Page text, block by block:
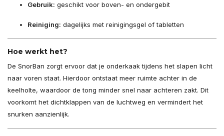
Gebruik: geschikt voor boven- en ondergebit
Reiniging: dagelijks met reinigingsgel of tabletten
Hoe werkt het?
De SnorBan zorgt ervoor dat je onderkaak tijdens het slapen licht
naar voren staat. Hierdoor ontstaat meer ruimte achter in de
keelholte, waardoor de tong minder snel naar achteren zakt. Dit
voorkomt het dichtklappen van de luchtweg en vermindert het
snurken aanzienlijk.